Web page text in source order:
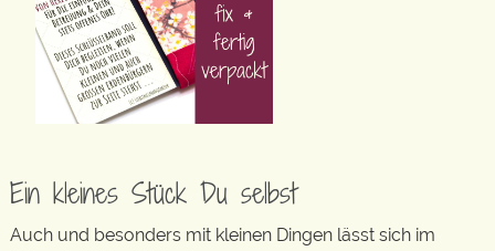
Ein kleines Stück Du selbst
Auch und besonders mit kleinen Dingen lässt sich im